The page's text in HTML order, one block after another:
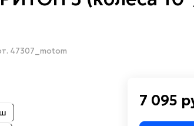
47307_motom
7 095